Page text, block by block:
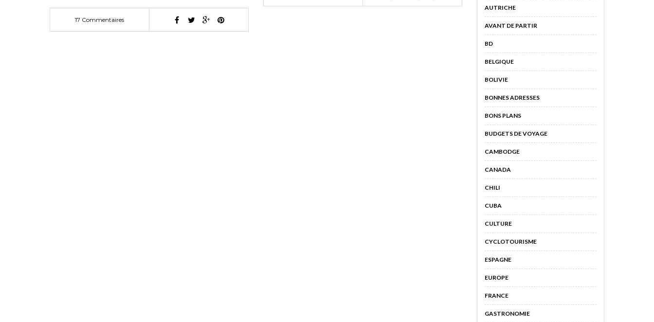
17 Commentaires
AUTRICHE
AVANT DE PARTIR
BD
BELGIQUE
BOLIVIE
BONNES ADRESSES
BONS PLANS
BUDGETS DE VOYAGE
CAMBODGE
CANADA
CHILI
CUBA
CULTURE
CYCLOTOURISME
ESPAGNE
EUROPE
FRANCE
GASTRONOMIE